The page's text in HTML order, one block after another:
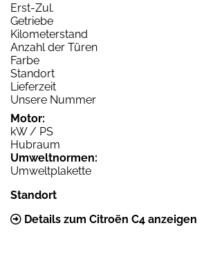
Erst-Zul.
Getriebe
Kilometerstand
Anzahl der Türen
Farbe
Standort
Lieferzeit
Unsere Nummer
Motor:
kW / PS
Hubraum
Umweltnormen:
Umweltplakette
Standort
Details zum Citroën C4 anzeigen